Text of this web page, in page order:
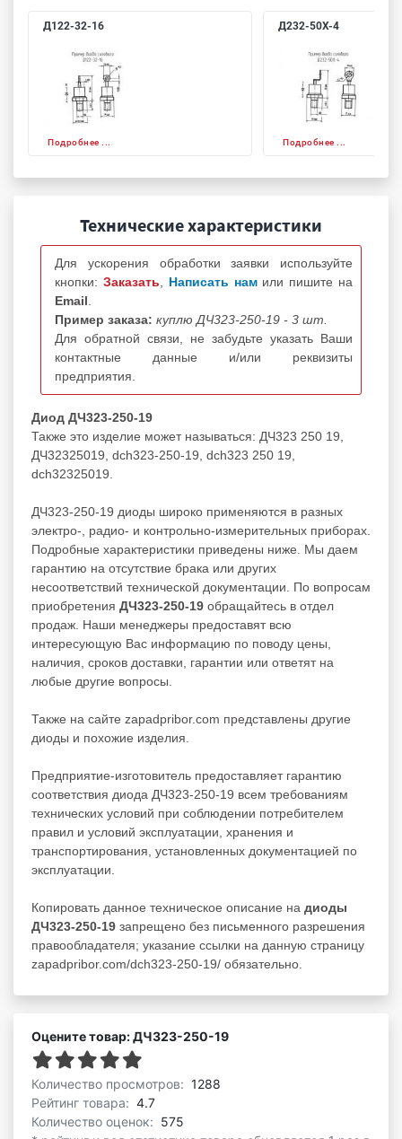
Д122-32-16
Подробнее ...
Д232-50Х-4
Подробнее ...
Технические характеристики
Для ускорения обработки заявки используйте
кнопки: Заказать Написать нам или пишите на
Email
Пример заказа: куплю ДЧ323-250-19 - 3 шт.
Для обратной связи, не забудьте указать Ваши
контактные данные и/или реквизиты
предприятия.
Диод ДЧ323-250-19
Также это изделие может называться: ДЧ323 250 19,
ДЧ32325019, dch323-250-19, dch323 250 19,
dch32325019.
ДЧ323-250-19 диоды широко применяются в разных
электро-, радио- и контрольно-измерительных приборах.
Подробные характеристики приведены ниже. Мы даем
гарантию на отсутствие брака или других
несоответствий технической документации. По вопросам
приобретения ДЧ323-250-19 обращайтесь в отдел
продаж. Наши менеджеры предоставят всю
интересующую Вас информацию по поводу цены,
наличия, сроков доставки, гарантии или ответят на
любые другие вопросы.
Также на сайте zapadpribor.com представлены другие
диоды и похожие изделия.
Предприятие-изготовитель предоставляет гарантию
соответствия диода ДЧ323-250-19 всем требованиям
технических условий при соблюдении потребителем
правил и условий эксплуатации, хранения и
транспортирования, установленных документацией по
эксплуатации.
Копировать данное техническое описание на диоды
ДЧ323-250-19 запрещено без письменного разрешения
правообладателя; указание ссылки на данную страницу
zapadpribor.com/dch323-250-19/ обязательно.
Оцените товар: ДЧ323-250-19
Количество просмотров: 1288
Рейтинг товара: 4.7
Количество оценок: 575